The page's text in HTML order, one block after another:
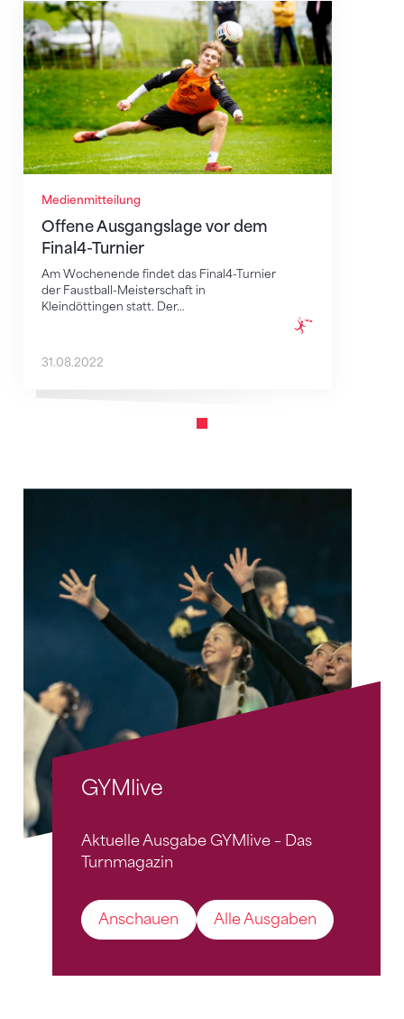
Medienmitteilung
Offene Ausgangslage vor dem
Final4-Turnier
Am Wochenende findet das Final4-Turnier
der Faustball-Meisterschaft in
Kleindöttingen statt. Der…
Offene Ausgangslage vor dem Final4-Turnier
31.08.2022
GYMlive
Aktuelle Ausgabe GYMlive – Das
Turnmagazin
Anschauen Alle Ausgaben